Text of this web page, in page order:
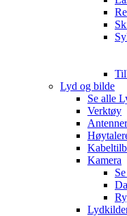
Lyd og bilde
Se alle
Verktøy
Antenner
Kamera